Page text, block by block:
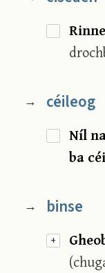
→ céileog
Níl
ba
+
→ binse